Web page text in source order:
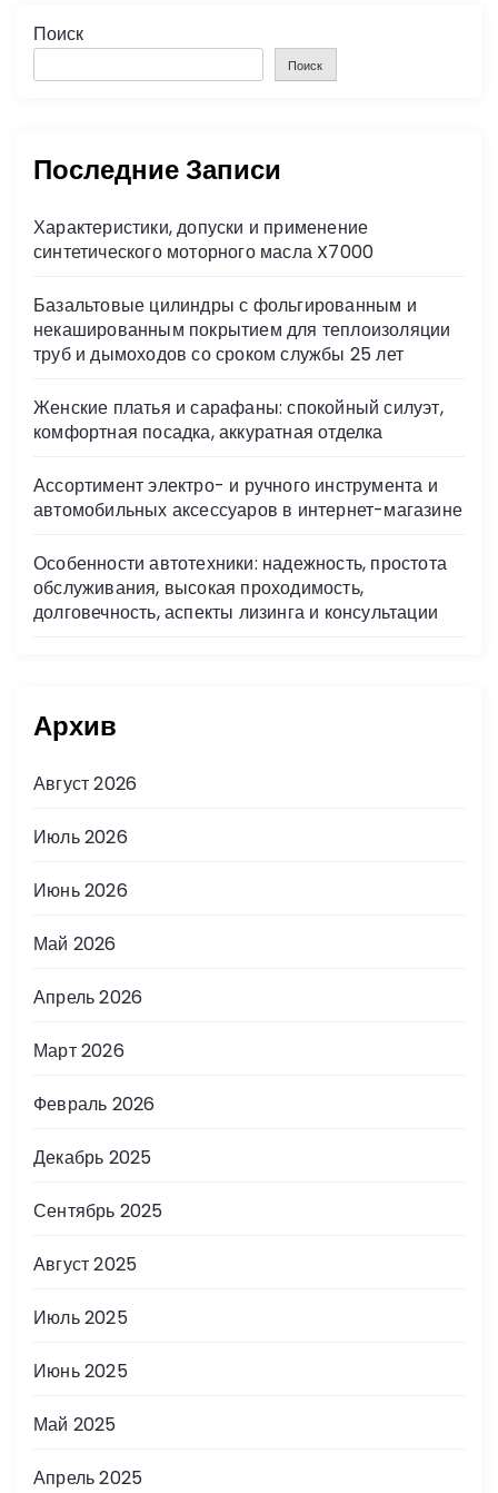
Поиск
Поиск
Последние Записи
Характеристики, допуски и применение
синтетического моторного масла X7000
Базальтовые цилиндры с фольгированным и
некашированным покрытием для теплоизоляции
труб и дымоходов со сроком службы 25 лет
Женские платья и сарафаны: спокойный силуэт,
комфортная посадка, аккуратная отделка
Ассортимент электро- и ручного инструмента и
автомобильных аксессуаров в интернет-магазине
Особенности автотехники: надежность, простота
обслуживания, высокая проходимость,
долговечность, аспекты лизинга и консультации
Архив
Август 2026
Июль 2026
Июнь 2026
Май 2026
Апрель 2026
Март 2026
Февраль 2026
Декабрь 2025
Сентябрь 2025
Август 2025
Июль 2025
Июнь 2025
Май 2025
Апрель 2025